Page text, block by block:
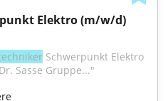
Elektro (m/w/d)
Schwerpunkt Elektro
Sasse Gruppe..."